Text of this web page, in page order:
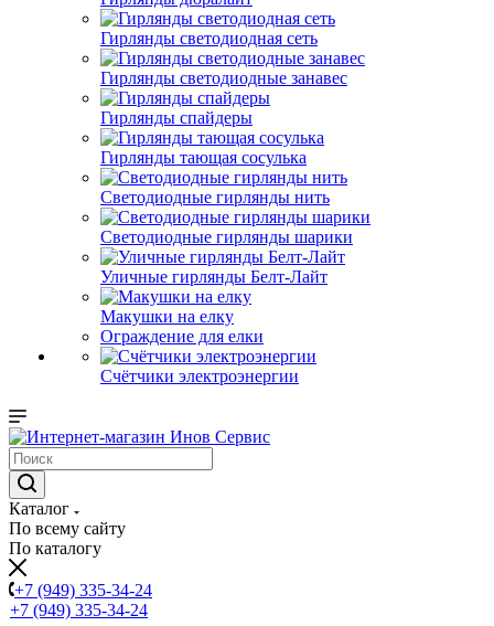
Гирлянды светодиодная сеть
Гирлянды светодиодные занавес
Гирлянды спайдеры
Гирлянды тающая сосулька
Светодиодные гирлянды нить
Светодиодные гирлянды шарики
Уличные гирлянды Белт-Лайт
Макушки на елку
Ограждение для елки
Счётчики электроэнергии
Каталог
По всему сайту
По каталогу
+7 (949) 335-34-24
+7 (949) 335-34-24